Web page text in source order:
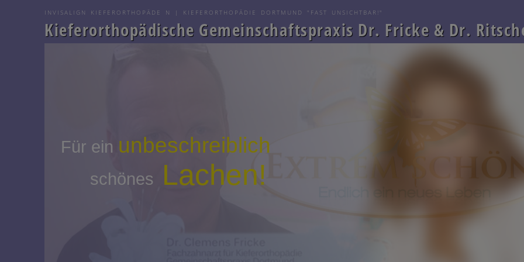
INVISALIGN KIEFERORTHOPÄDE N | KIEFERORTHOPÄDIE DORTMUND "FAST UNSICHTBAR!"
Kieferorthopädische Gemeinschaftspraxis Dr. Fricke & Dr.
Für einunbeschreiblich
schönes Lachen!